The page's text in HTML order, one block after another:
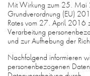
AGB
DATENSCHUTZ
DE
EN
Mit Wirkung zum 25. Mai
Grundverordnung (EU)
Rates vom 27. April 2016
Verarbeitung
und zur Aufhebung der
Nachfolgend informieren
personenbezogenen